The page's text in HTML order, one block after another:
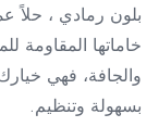
بلون رمادي ، حلاً
خاماتها المقاومة
والجافة، فهي
بسهولة وتنظيم.